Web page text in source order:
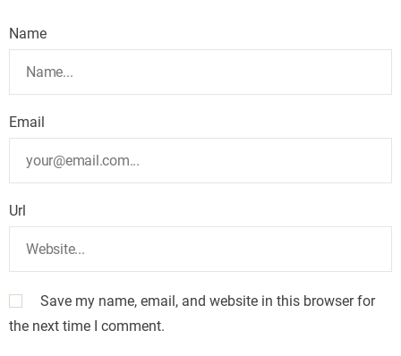
Name
Email
Url
Save my name, email, and website in this browser for
the next time I comment.